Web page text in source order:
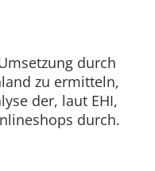
durch
zu ermitteln,
der, laut EHI,
durch.